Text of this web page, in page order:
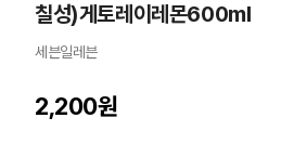
칠성)게토레이레몬600ml
세븐일레븐
2,200원